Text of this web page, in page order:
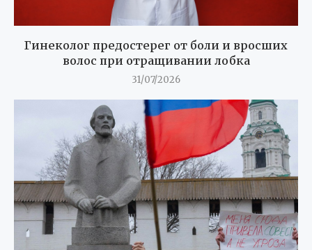
Гинеколог предостерег от боли и вросших
волос при отращивании лобка
31/07/2026